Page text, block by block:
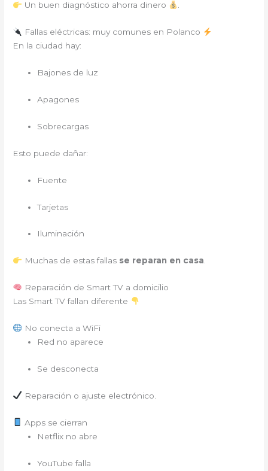
Un buen diagnóstico ahorra dinero .
Fallas eléctricas: muy comunes en Polanco
En la ciudad hay:
Bajones de luz
Apagones
Sobrecargas
Esto puede dañar:
Fuente
Tarjetas
Iluminación
Muchas de estas fallas se reparan en casa.
Reparación de Smart TV a domicilio
Las Smart TV fallan diferente
No conecta a WiFi
Red no aparece
Se desconecta
Reparación o ajuste electrónico.
Apps se cierran
Netflix no abre
YouTube falla